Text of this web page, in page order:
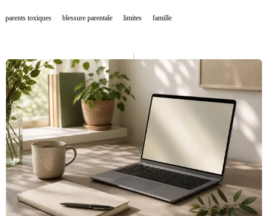
parents toxiques blessure parentale limites famille